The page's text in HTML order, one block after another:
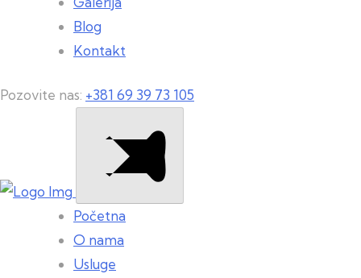
Blog
Kontakt
Pozovite nas: +381 69 39 73 105
Početna
O nama
Usluge